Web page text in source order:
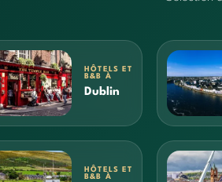
HÔTELS ET
B&B À
Dublin
HÔTELS ET
B&B À